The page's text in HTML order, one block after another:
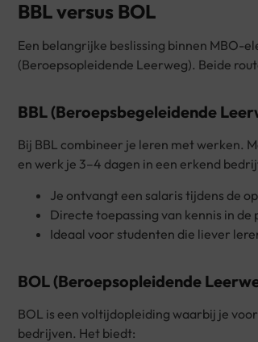
BBL versus BOL
Een belangrijke beslissing binnen MBO-
(Beroepsopleidende Leerweg). Beide
BBL (Beroepsbegeleidende
Bij BBL combineer je leren met werken.
en werk je 3–4 dagen in een erkend
Je ontvangt een salaris tijdens de
Directe toepassing van kennis in de
Ideaal voor studenten die liever
BOL (Beroepsopleidende
BOL is een voltijdopleiding waarbij je
bedrijven. Het biedt: